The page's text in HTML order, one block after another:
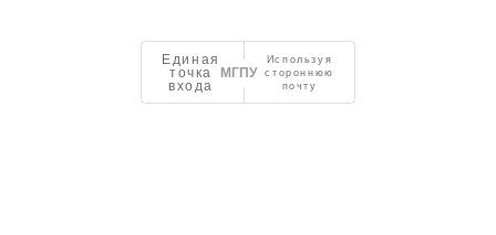
Единая
точка
входа
Используя
стороннюю
почту